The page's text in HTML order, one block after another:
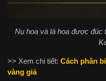
Nụ hoa và lá hoa được đúc
>> Xem chi tiết: Cách phân
vàng giả